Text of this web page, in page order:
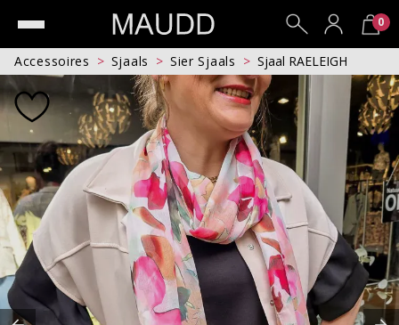
0
Accessoires Sjaals Sier Sjaals Sjaal RAELEIGH